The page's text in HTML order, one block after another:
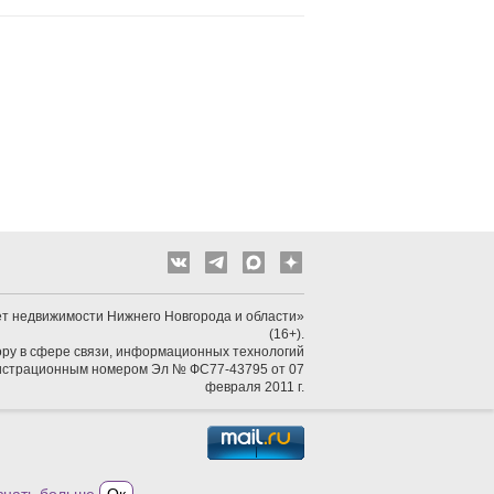
недвижимости Нижнего Новгорода и области»
(16+).
в сфере связи, информационных технологий
номером Эл № ФС77-43795 от 07
февраля 2011 г.